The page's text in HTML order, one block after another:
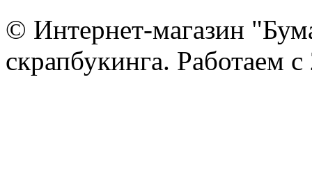
© Интернет-магазин
скрапбукинга. Работаем с